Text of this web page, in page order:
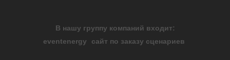
В нашу группу компаний входит:
eventenergy
сайт по заказу сценариев